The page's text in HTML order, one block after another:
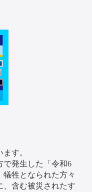
す。
で発生した「令和6
牲となられた方々
、含む被災されたす